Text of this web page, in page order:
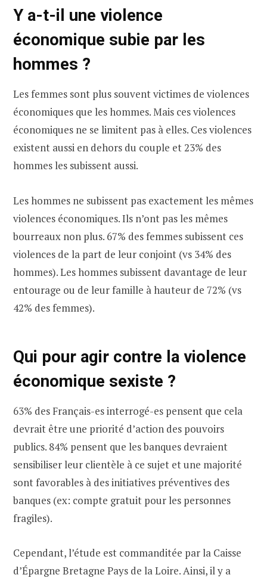
Y a-t-il une violence
économique subie par les
hommes ?
Les femmes sont plus souvent victimes de violences
économiques que les hommes. Mais ces violences
économiques ne se limitent pas à elles. Ces violences
existent aussi en dehors du couple et 23% des
hommes les subissent aussi.
Les hommes ne subissent pas exactement les mêmes
violences économiques. Ils n’ont pas les mêmes
bourreaux non plus. 67% des femmes subissent ces
violences de la part de leur conjoint (vs 34% des
hommes). Les hommes subissent davantage de leur
entourage ou de leur famille à hauteur de 72% (vs
42% des femmes).
Qui pour agir contre la violence
économique sexiste ?
63% des Français-es interrogé-es pensent que cela
devrait être une priorité d’action des pouvoirs
publics. 84% pensent que les banques devraient
sensibiliser leur clientèle à ce sujet et une majorité
sont favorables à des initiatives préventives des
banques (ex: compte gratuit pour les personnes
fragiles).
Cependant, l’étude est commanditée par la Caisse
d’Épargne Bretagne Pays de la Loire. Ainsi, il y a